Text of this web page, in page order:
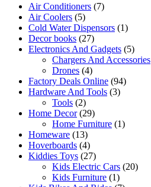
Air Conditioners (7)
Air Coolers (5)
Cold Water Dispensors (1)
Decor books (27)
Electronics And Gadgets (5)
Chargers And Accessories
Drones (4)
Factory Deals Online (94)
Hardware And Tools (3)
Tools (2)
Home Decor (29)
Home Furniture (1)
Homeware (13)
Hoverboards (4)
Kiddies Toys (27)
Kids Electric Cars (20)
Kids Furniture (1)